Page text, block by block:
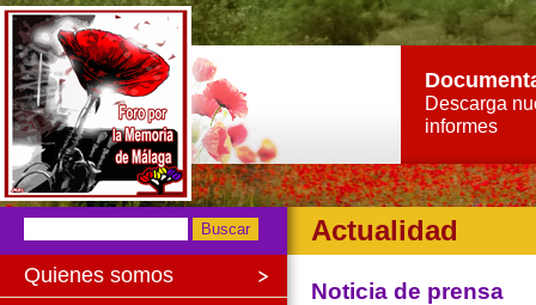
Descarga
informes
Quienes somos
Actualidad
Noticia de prensa